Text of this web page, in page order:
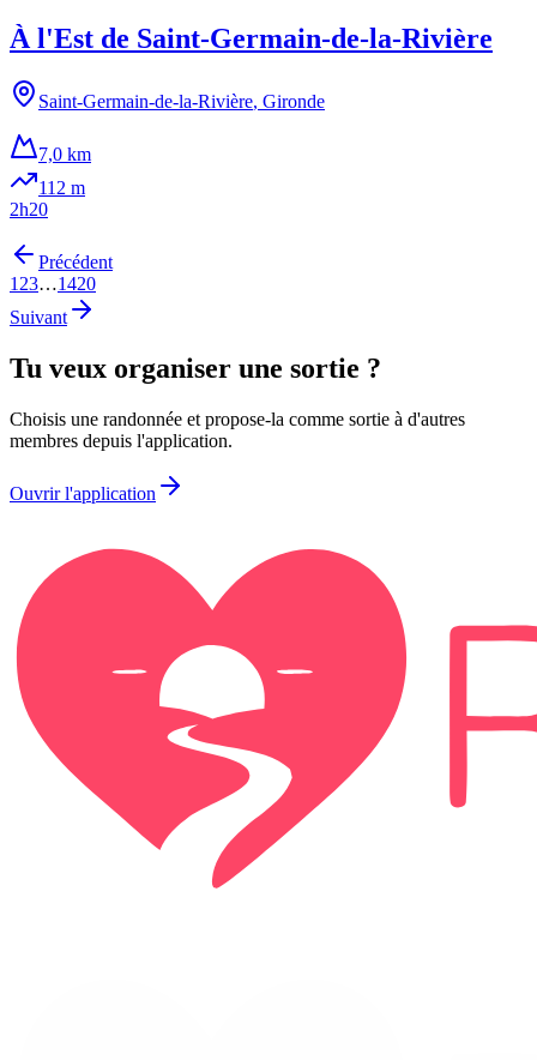
À l'Est de Saint-Germain-de-la-Rivière
Saint-Germain-de-la-Rivière, Gironde
7,0 km
112 m
2h20
Précédent
1 23…1420
Suivant
Tu veux organiser une sortie ?
Choisis une randonnée et propose-la comme sortie à d'autres
membres depuis l'application.
Ouvrir l'application